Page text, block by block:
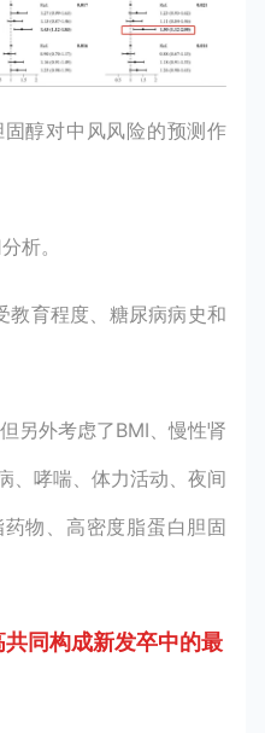
醇对中风风险的预测作
析。
教育程度、糖尿病病史和
另外考虑了BMI、慢性肾
、哮喘、体力活动、夜间
物、高密度脂蛋白胆固
同构成新发卒中的最